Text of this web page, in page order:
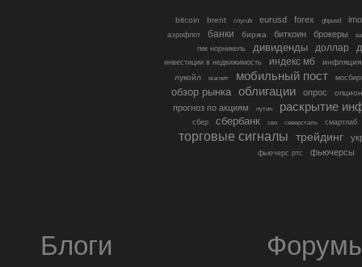
bitcoin brent cnyrub eurusd forex gbpusd
аэрофлот банки биржа биткоин брокеры
гмк норникель
дивиденды доллар
инвестиции в недвижимость индекс мб
инфляция
лукойл
магнит мобильный пост
обзор рынка облигации опрос
прогноз по акциям путин раскрытие
сбер сбербанк сво северсталь смартлаб
торговые сигналы трейдинг
фьючерс ртс фьючерсы
Блоги